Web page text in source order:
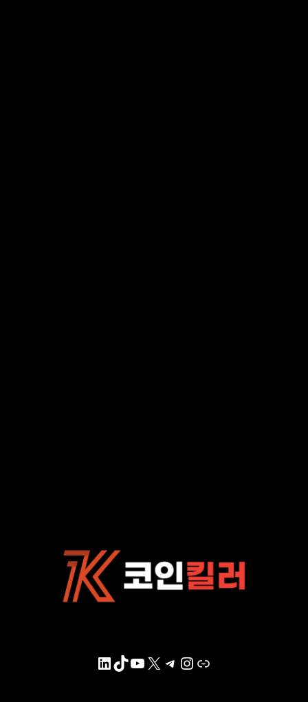
LinkedIn
TikTok
YouTube
X Telegram
Instagram
링크